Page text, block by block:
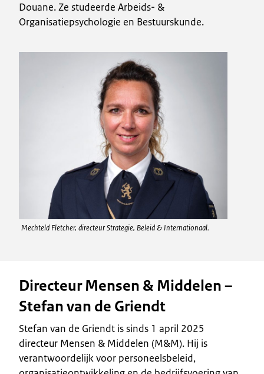
Douane. Ze studeerde Arbeids- &
Organisatiepsychologie en Bestuurskunde.
Mechteld Fletcher, directeur Strategie, Beleid & Internationaal.
Directeur Mensen & Middelen –
Stefan van de Griendt
Stefan van de Griendt is sinds 1 april 2025
directeur Mensen & Middelen (M&M). Hij is
verantwoordelijk voor personeelsbeleid,